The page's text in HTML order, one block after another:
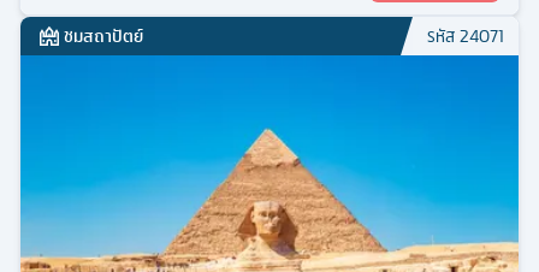
ชมสถาปัตย์ รหัส24071